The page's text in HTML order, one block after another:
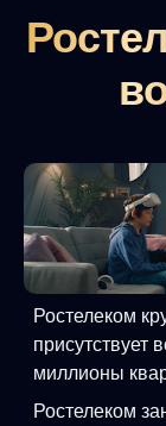
Ростелеком
присутствует
миллионы
Ростелеком